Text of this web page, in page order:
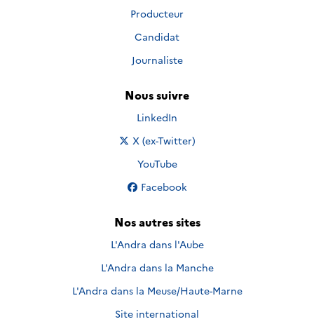
Producteur
Candidat
Journaliste
Nous suivre
Nous suivre sur
LinkedIn
Nous suivre sur
X (ex-Twitter)
Nous suivre sur
YouTube
Nous suivre sur
Facebook
Nos autres sites
L'Andra dans l'Aube
L'Andra dans la Manche
L'Andra dans la Meuse/Haute-Marne
Site international